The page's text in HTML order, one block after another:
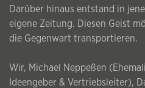
Darüber hinaus entstand in
eigene Zeitung. Diesen Geist
die Gegenwart transportieren.
Wir, Michael Neppeßen
Ideengeber & Vertriebsleiter),